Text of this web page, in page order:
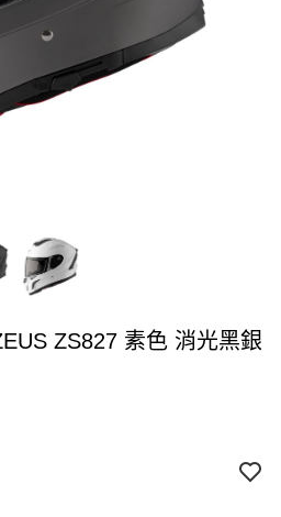
ZS827 素色 消光黑銀